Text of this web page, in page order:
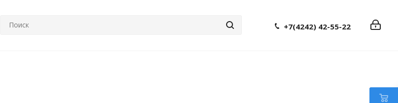
+7(4242) 42-55-22